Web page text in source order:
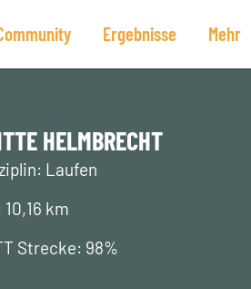
Ergebnisse Mehr
HELMBRECHT
Laufen
km
Strecke: 98%